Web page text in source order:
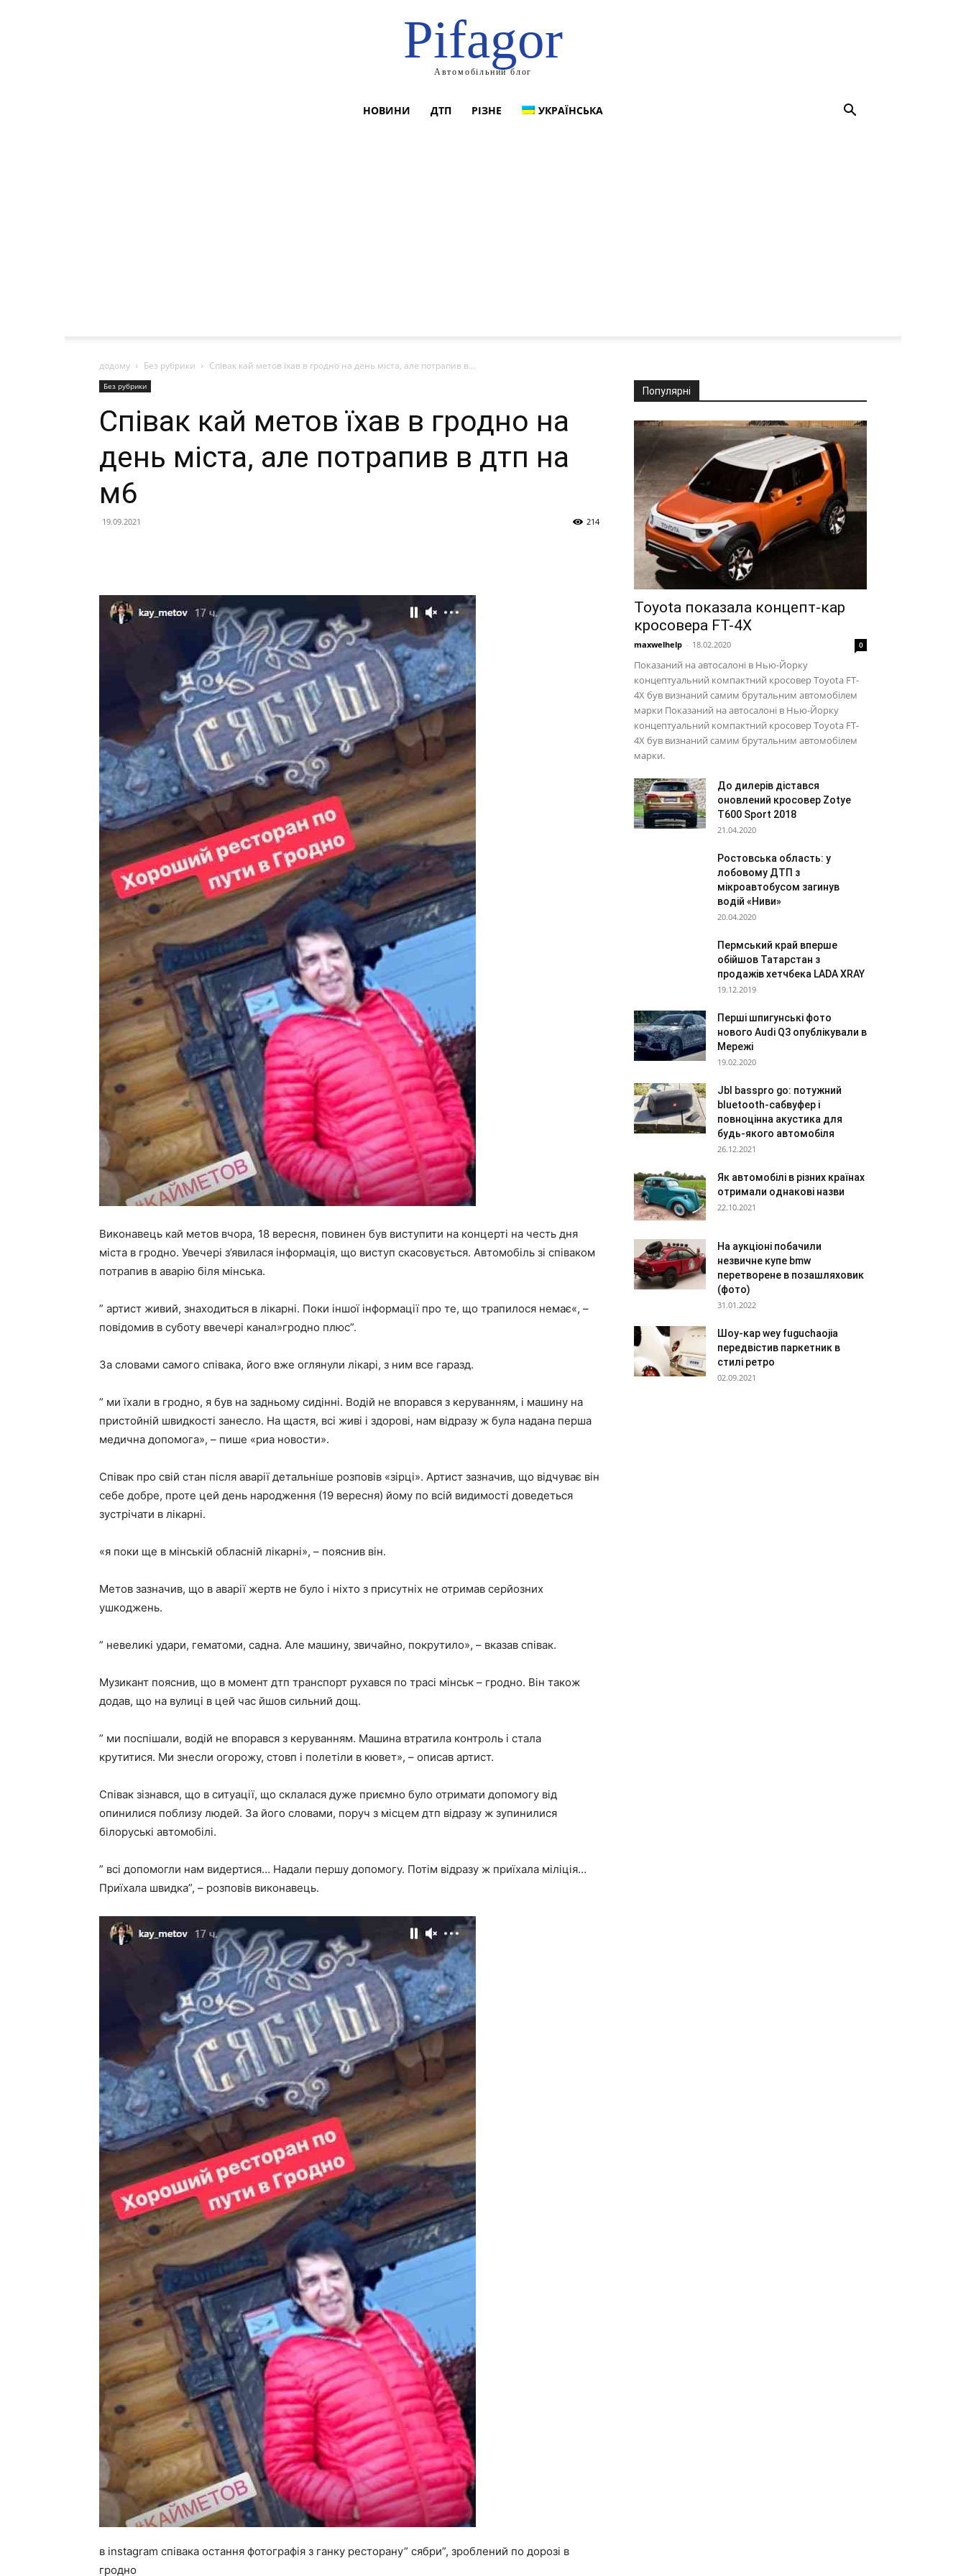
Pifagor
Автомобільний блог
НОВИНИ ДТП РІЗНЕ УКРАЇНСЬКА
додому Без рубрики Співак кай метов їхав в гродно на день міста, але потрапив в...
Без рубрики
Співак кай метов їхав в гродно на
день міста, але потрапив в дтп на
м6
19.09.2021 214
Виконавець кай метов вчора, 18 вересня, повинен був виступити на концерті на честь дня
міста в гродно. Увечері з’явилася інформація, що виступ скасовується. Автомобіль зі співаком
потрапив в аварію біля мінська.
” артист живий, знаходиться в лікарні. Поки іншої інформації про те, що трапилося немає«, –
повідомив в суботу ввечері канал»гродно плюс”.
За словами самого співака, його вже оглянули лікарі, з ним все гаразд.
” ми їхали в гродно, я був на задньому сидінні. Водій не впорався з керуванням, і машину на
пристойній швидкості занесло. На щастя, всі живі і здорові, нам відразу ж була надана перша
медична допомога», – пише «риа новости».
Співак про свій стан після аварії детальніше розповів «зірці». Артист зазначив, що відчуває він
себе добре, проте цей день народження (19 вересня) йому по всій видимості доведеться
зустрічати в лікарні.
«я поки ще в мінській обласній лікарні», – пояснив він.
Метов зазначив, що в аварії жертв не було і ніхто з присутніх не отримав серйозних
ушкоджень.
” невеликі удари, гематоми, садна. Але машину, звичайно, покрутило», – вказав співак.
Музикант пояснив, що в момент дтп транспорт рухався по трасі мінськ – гродно. Він також
додав, що на вулиці в цей час йшов сильний дощ.
” ми поспішали, водій не впорався з керуванням. Машина втратила контроль і стала
крутитися. Ми знесли огорожу, стовп і полетіли в кювет», – описав артист.
Співак зізнався, що в ситуації, що склалася дуже приємно було отримати допомогу від
опинилися поблизу людей. За його словами, поруч з місцем дтп відразу ж зупинилися
білоруські автомобілі.
” всі допомогли нам видертися… Надали першу допомогу. Потім відразу ж приїхала міліція…
Приїхала швидка”, – розповів виконавець.
в instagram співака остання фотографія з ганку ресторану” сябри”, зроблений по дорозі в
гродно
Популярні
Toyota показала концепт-кар
кросовера FT-4X
maxwelhelp - 18.02.2020 0
Показаний на автосалоні в Нью-Йорку
концептуальний компактний кросовер Toyota FT-
4X був визнаний самим брутальним автомобілем
марки Показаний на автосалоні в Нью-Йорку
концептуальний компактний кросовер Toyota FT-
4X був визнаний самим брутальним автомобілем
марки.
До дилерів дістався
оновлений кросовер Zotye
T600 Sport 2018
21.04.2020
Ростовська область: у
лобовому ДТП з
мікроавтобусом загинув
водій «Ниви»
20.04.2020
Пермський край вперше
обійшов Татарстан з
продажів хетчбека LADA XRAY
19.12.2019
Перші шпигунські фото
нового Audi Q3 опублікували в
Мережі
19.02.2020
Jbl basspro go: потужний
bluetooth-сабвуфер і
повноцінна акустика для
будь-якого автомобіля
26.12.2021
Як автомобілі в різних країнах
отримали однакові назви
22.10.2021
На аукціоні побачили
незвичне купе bmw
перетворене в позашляховик
(фото)
31.01.2022
Шоу-кар wey fuguchaojia
передвістив паркетник в
стилі ретро
02.09.2021